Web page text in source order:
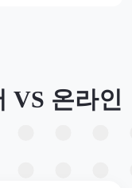
VS 온라인